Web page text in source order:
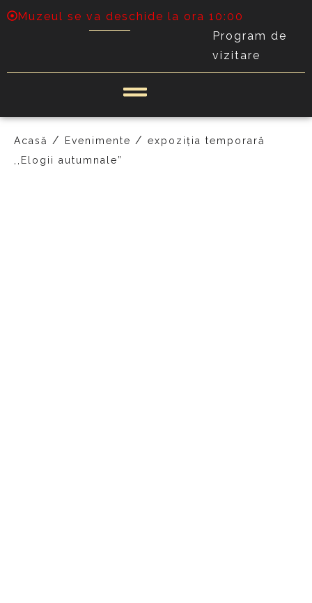
Muzeul se va deschide la ora 10:00
Program de
vizitare
Acasă / Evenimente / expoziția temporară
,,Elogii autumnale”